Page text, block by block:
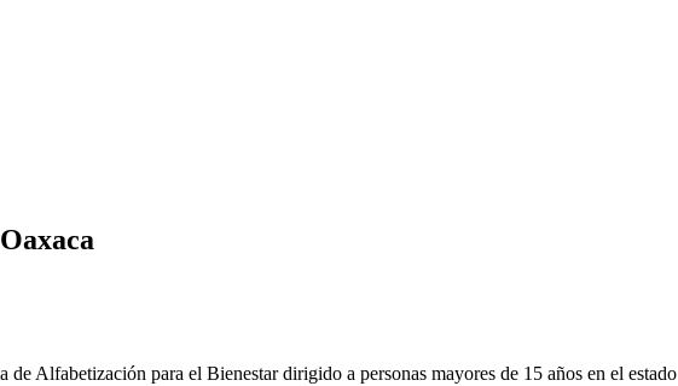
Alfabetización para el Bienestar dirigido a personas mayores de 15 años en el estado